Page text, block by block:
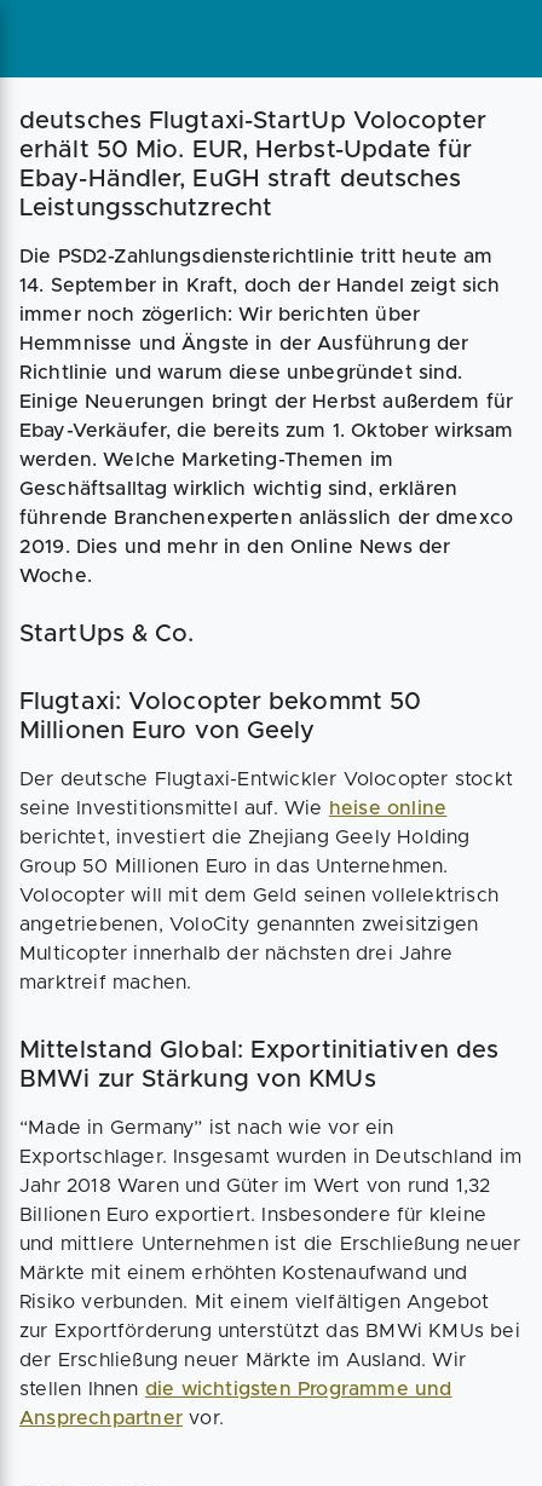
Magazin Businessplan Fördermittel
Angebote Coaching
deutsches Flugtaxi-StartUp Volocopter
erhält 50 Mio. EUR, Herbst-Update für
Ebay-Händler, EuGH straft deutsches
Leistungsschutzrecht
Die PSD2-Zahlungsdiensterichtlinie tritt heute am
14. September in Kraft, doch der Handel zeigt sich
immer noch zögerlich: Wir berichten über
Hemmnisse und Ängste in der Ausführung der
Richtlinie und warum diese unbegründet sind.
Einige Neuerungen bringt der Herbst außerdem für
Ebay-Verkäufer, die bereits zum 1. Oktober wirksam
werden. Welche Marketing-Themen im
Geschäftsalltag wirklich wichtig sind, erklären
führende Branchenexperten anlässlich der dmexco
2019. Dies und mehr in den Online News der
Woche.
StartUps & Co.
Flugtaxi: Volocopter bekommt 50
Millionen Euro von Geely
Der deutsche Flugtaxi-Entwickler Volocopter stockt
seine Investitionsmittel auf. Wie heise online
berichtet, investiert die Zhejiang Geely Holding
Group 50 Millionen Euro in das Unternehmen.
Volocopter will mit dem Geld seinen vollelektrisch
angetriebenen, VoloCity genannten zweisitzigen
Multicopter innerhalb der nächsten drei Jahre
marktreif machen.
Mittelstand Global: Exportinitiativen des
BMWi zur Stärkung von KMUs
“Made in Germany” ist nach wie vor ein
Exportschlager. Insgesamt wurden in Deutschland im
Jahr 2018 Waren und Güter im Wert von rund 1,32
Billionen Euro exportiert. Insbesondere für kleine
und mittlere Unternehmen ist die Erschließung neuer
Märkte mit einem erhöhten Kostenaufwand und
Risiko verbunden. Mit einem vielfältigen Angebot
zur Exportförderung unterstützt das BMWi KMUs bei
der Erschließung neuer Märkte im Ausland. Wir
stellen Ihnen die wichtigsten Programme und
Ansprechpartner vor.